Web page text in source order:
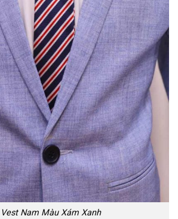
Nam Màu Xám Xanh